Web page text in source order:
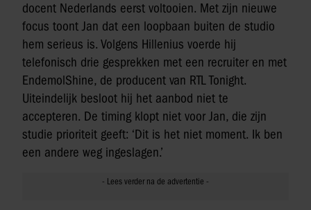
docent Nederlands eerst voltooien. Met zijn nieuwe
focus toont Jan dat een loopbaan buiten de studio
hem serieus is. Volgens Hillenius voerde hij
telefonisch drie gesprekken met een recruiter en met
EndemolShine, de producent van RTL Tonight.
Uiteindelijk besloot hij het aanbod niet te
accepteren. De timing klopt niet voor Jan, die zijn
studie prioriteit geeft: ‘Dit is het niet moment. Ik ben
een andere weg ingeslagen.’